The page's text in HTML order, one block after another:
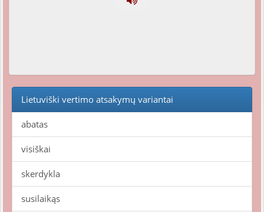
Lietuviški vertimo atsakymų variantai
abatas
visiškai
skerdykla
susilaikąs